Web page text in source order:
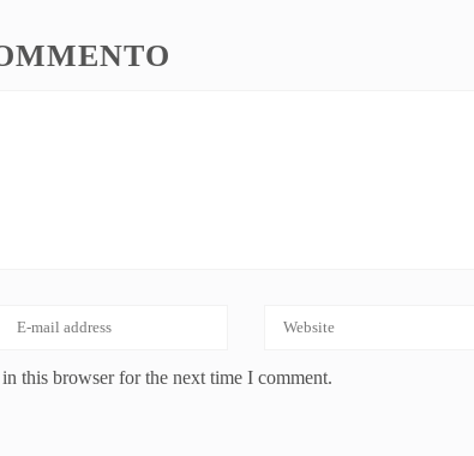
this browser for the next time I comment.